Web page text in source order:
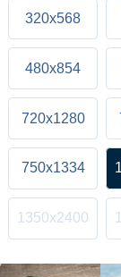
320x568
480x854
720x1280
750x1334
1350x2400